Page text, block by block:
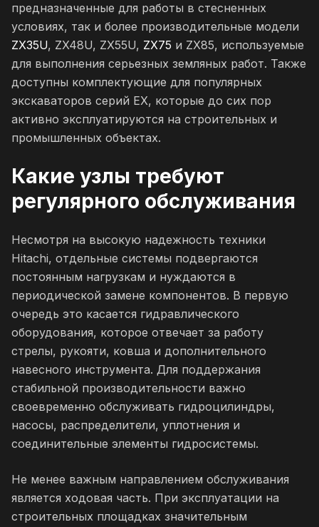
предназначенные для работы в стесненных
условиях, так и более производительные модели
ZX35U, ZX48U, ZX55U, ZX75 и ZX85, используемые
для выполнения серьезных земляных работ. Также
доступны комплектующие для популярных
экскаваторов серий EX, которые до сих пор
активно эксплуатируются на строительных и
промышленных объектах.
Какие узлы требуют
регулярного обслуживания
Несмотря на высокую надежность техники
Hitachi, отдельные системы подвергаются
постоянным нагрузкам и нуждаются в
периодической замене компонентов. В первую
очередь это касается гидравлического
оборудования, которое отвечает за работу
стрелы, рукояти, ковша и дополнительного
навесного инструмента. Для поддержания
стабильной производительности важно
своевременно обслуживать гидроцилиндры,
насосы, распределители, уплотнения и
соединительные элементы гидросистемы.
Не менее важным направлением обслуживания
является ходовая часть. При эксплуатации на
строительных площадках значительным